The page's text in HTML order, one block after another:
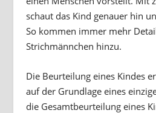
schaut das Kind genauer hin
So kommen immer mehr
Strichmännchen hinzu.
Die Beurteilung eines Kindes
auf der Grundlage eines
die Gesamtbeurteilung eines